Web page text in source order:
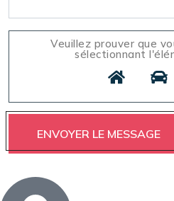
Veuillez prouver que
sélectionnant